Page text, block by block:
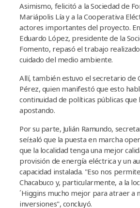
Asimismo, felicitó a la Sociedad de
Mariápolis Lí­a y a la Cooperativa
actores importantes del proyecto.
Eduardo López, presidente de la
Fomento, repasó el trabajo
cuidado del medio ambiente.
Allí­, también estuvo el secretario de
Pérez, quien manifestó que esto
continuidad de polí­ticas públicas que
apostando.
Por su parte, Julián Ramundo,
seí±aló que la puesta en marcha
que la localidad tenga una mejor
provisión de energí­a eléctrica y un
capacidad instalada. "Eso nos
Chacabuco y, particularmente, a la
´Higgins mucho mejor para atraer a
inversiones", concluyó.